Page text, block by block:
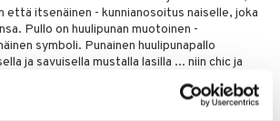
että itsenäinen - kunnianosoitus naiselle, joka
Pullo on huulipunan muotoinen -
symboli. Punainen huulipunapallo
ja savuisella mustalla lasilla ... niin chic ja
ensimmäinen Spicy Cremoso-tuoksu.